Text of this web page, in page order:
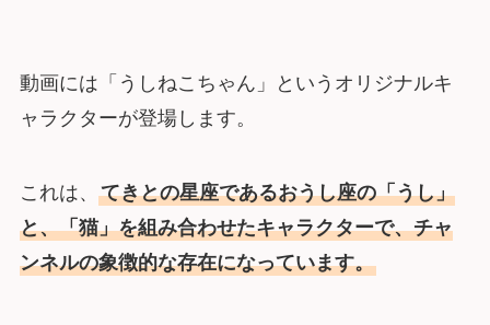
動画には「うしねこちゃん」というオリジナルキ
ャラクターが登場します。
これは、 てきとの星座であるおうし座の「うし」
と、「猫」を組み合わせたキャラクターで、チャ
ンネルの象徴的な存在になっています。